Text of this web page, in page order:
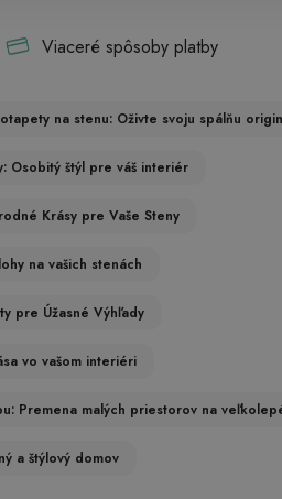
Viaceré spôsoby platby
na stenu: Oživte svoju spálňu
Osobitý štýl pre váš interiér
Krásy pre Vaše Steny
na vašich stenách
pre Úžasné Výhľady
vo vašom interiéri
Premena malých priestorov na
a štýlový domov